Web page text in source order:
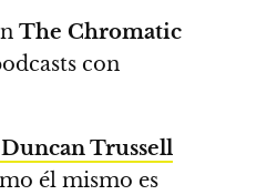
The Chromatic
con
Trussell
él mismo es